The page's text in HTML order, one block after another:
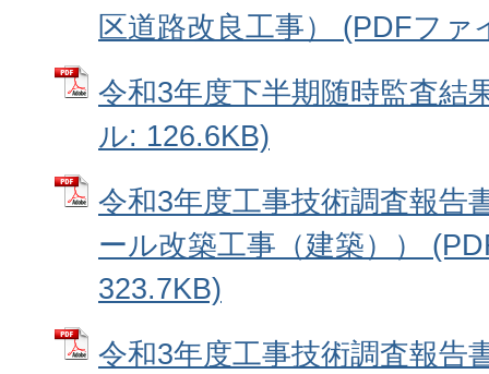
区道路改良工事） (PDFファ
令和3年度下半期随時監査結
ル: 126.6KB)
令和3年度工事技術調査報告
ール改築工事（建築））
323.7KB)
令和3年度工事技術調査報告